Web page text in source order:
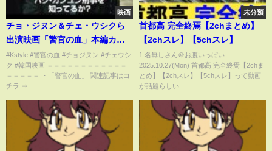
映画
チョ・ジヌン＆チェ・ウシクら
出演映画「警官の血」本編カッ
トシーンを公開
#Kstyle #警官の血 #チョジヌン #チェウシ
ク #韓国映画 ＝＝＝＝＝＝＝＝＝＝＝＝
＝＝＝＝＝ ・「警官の血」 関連記事はコ
チラ ⇒...
未分類
首都高 完全終焉【2chまとめ】
【2chスレ】【5chスレ】
1:名無しさん＠お腹いっぱい
2025.10.27(Mon) 首都高 完全終焉【2chま
とめ】【2chスレ】【5chスレ】って動画
が話題らしい...